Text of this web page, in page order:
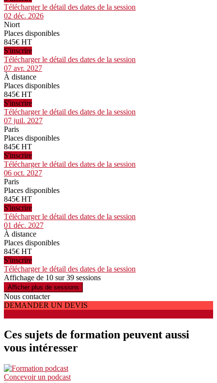
Télécharger le détail des dates de la session
02 déc. 2026
Niort
Places disponibles
845€ HT
S'inscrire
Télécharger le détail des dates de la session
07 avr. 2027
À distance
Places disponibles
845€ HT
S'inscrire
Télécharger le détail des dates de la session
07 juil. 2027
Paris
Places disponibles
845€ HT
S'inscrire
Télécharger le détail des dates de la session
06 oct. 2027
Paris
Places disponibles
845€ HT
S'inscrire
Télécharger le détail des dates de la session
01 déc. 2027
À distance
Places disponibles
845€ HT
S'inscrire
Télécharger le détail des dates de la session
Affichage de 10 sur 39 sessions
Afficher plus de sessions
Nous contacter
DEMANDER UN DEVIS
Ces sujets de formation peuvent aussi
vous intéresser
Concevoir un podcast